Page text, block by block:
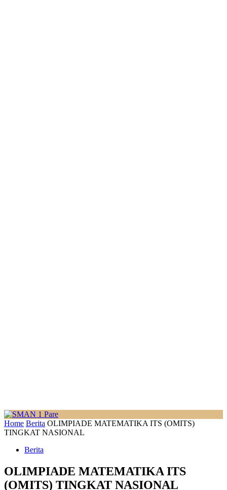
Home Berita OLIMPIADE MATEMATIKA ITS (OMITS)
TINGKAT NASIONAL
Berita
OLIMPIADE MATEMATIKA ITS
(OMITS) TINGKAT NASIONAL